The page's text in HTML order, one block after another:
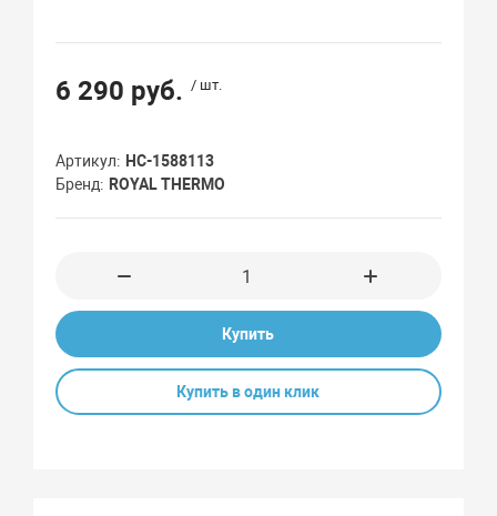
6 290 руб. / шт.
Артикул
НС-1588113
Бренд
ROYAL THERMO
Купить
Купить в один клик